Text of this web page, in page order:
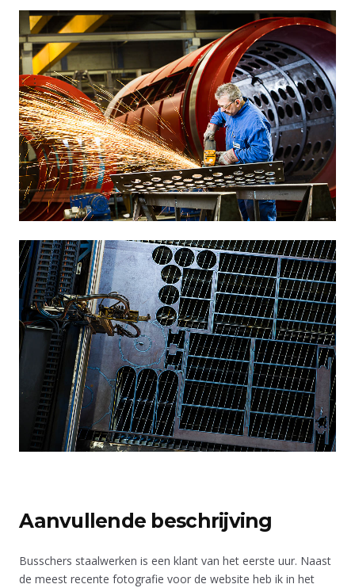
Aanvullende beschrijving
Busschers staalwerken is een klant van het eerste uur. Naast
de meest recente fotografie voor de website heb ik in het